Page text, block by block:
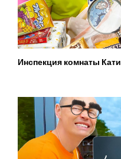
Инспекция комнаты Кати